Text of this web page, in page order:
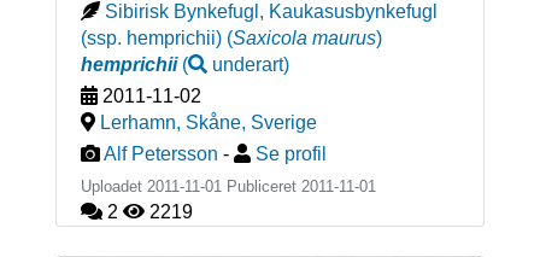
Sibirisk Bynkefugl, Kaukasusbynkefugl
(ssp. hemprichii) (Saxicola maurus)
hemprichii( underart)
2011-11-02
Lerhamn, Skåne, Sverige
Alf Petersson - Se profil
Uploadet 2011-11-01 Publiceret 2011-11-01
2 2219